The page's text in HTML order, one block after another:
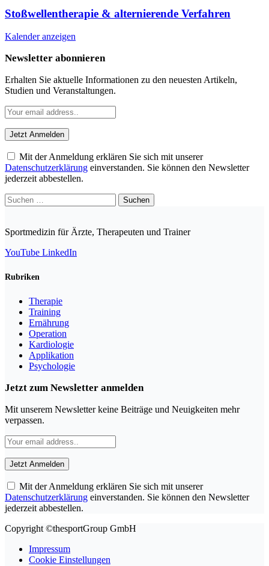
Stoßwellentherapie & alternierende Verfahren
Kalender anzeigen
Newsletter abonnieren
Erhalten Sie aktuelle Informationen zu den neuesten Artikeln,
Studien und Veranstaltungen.
Mit der Anmeldung erklären Sie sich mit unserer
Datenschutzerklärung einverstanden. Sie können den Newsletter
jederzeit abbestellen.
Suchen
nach:
Sportmedizin für Ärzte, Therapeuten und Trainer
YouTube LinkedIn
Rubriken
Therapie
Training
Ernährung
Operation
Kardiologie
Applikation
Psychologie
Jetzt zum Newsletter anmelden
Mit unserem Newsletter keine Beiträge und Neuigkeiten mehr
verpassen.
Mit der Anmeldung erklären Sie sich mit unserer
Datenschutzerklärung einverstanden. Sie können den Newsletter
jederzeit abbestellen.
Copyright ©thesportGroup GmbH
Impressum
Cookie Einstellungen